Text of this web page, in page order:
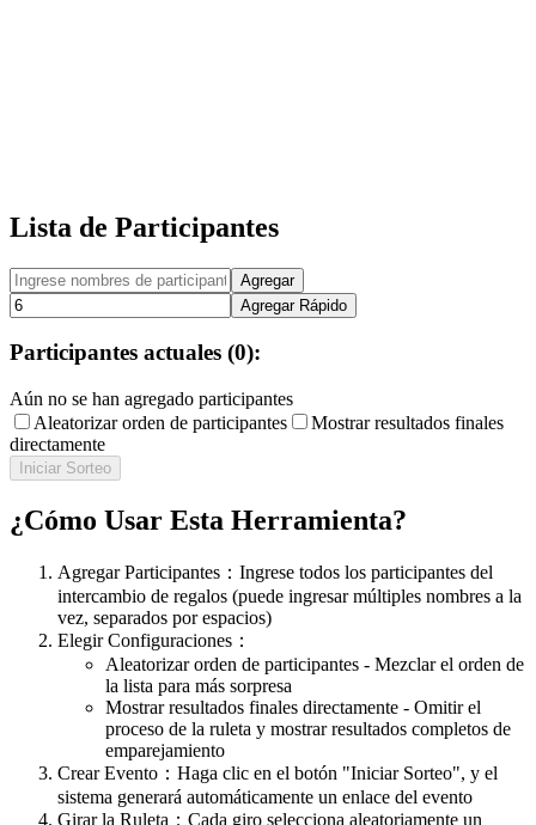
Lista de Participantes
Agregar
Agregar Rápido
Participantes actuales (0):
Aún no se han agregado participantes
Aleatorizar orden de participantes
Mostrar resultados finales
directamente
Iniciar Sorteo
¿Cómo Usar Esta Herramienta?
Agregar Participantes ： Ingrese todos los participantes del
intercambio de regalos (puede ingresar múltiples nombres a la
vez, separados por espacios)
Elegir Configuraciones ：
Aleatorizar orden de participantes - Mezclar el orden de
la lista para más sorpresa
Mostrar resultados finales directamente - Omitir el
proceso de la ruleta y mostrar resultados completos de
emparejamiento
Crear Evento ： Haga clic en el botón "Iniciar Sorteo", y el
sistema generará automáticamente un enlace del evento
Girar la Ruleta ： Cada giro selecciona aleatoriamente un